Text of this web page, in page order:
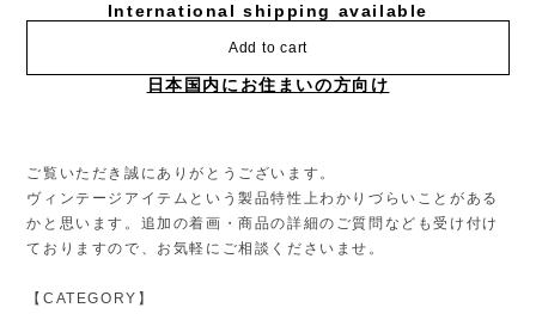
International shipping available
Add to cart
日本国内にお住まいの方向け
ご覧いただき誠にありがとうございます。
ヴィンテージアイテムという製品特性上わかりづらいことがある
かと思います。追加の着画・商品の詳細のご質問なども受け付け
ておりますので、お気軽にご相談くださいませ。
【CATEGORY】